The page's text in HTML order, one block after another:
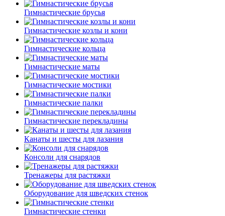
Гимнастические брусья
Гимнастические козлы и кони
Гимнастические кольца
Гимнастические маты
Гимнастические мостики
Гимнастические палки
Гимнастические перекладины
Канаты и шесты для лазания
Консоли для снарядов
Тренажеры для растяжки
Оборудование для шведских стенок
Гимнастические стенки